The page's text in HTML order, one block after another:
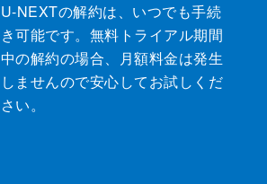
U-NEXTの解約は、いつでも手続
き可能です。無料トライアル期間
中の解約の場合、月額料金は発生
しませんので安心してお試しくだ
さい。